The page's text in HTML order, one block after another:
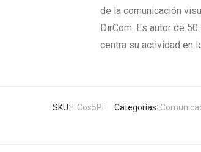
de la comunicación
DirCom. Es autor de
centra su actividad en
SKU: ECos5Pi Categorías: